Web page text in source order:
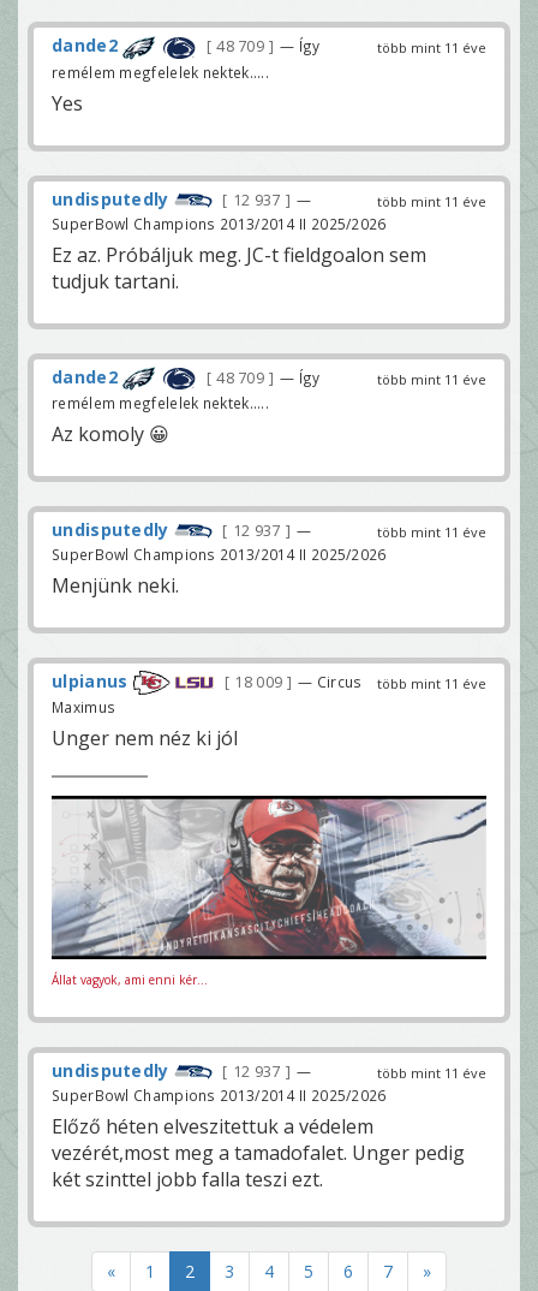
több mint 11 éve
dande2 48 709
— Így
remélem megfelelek nektek.....
Yes
több mint 11 éve
undisputedly 12 937
—
SuperBowl Champions 2013/2014 II 2025/2026
Ez az. Próbáljuk meg. JC-t fieldgoalon sem
tudjuk tartani.
több mint 11 éve
dande2 48 709
— Így
remélem megfelelek nektek.....
Az komoly 😀
több mint 11 éve
undisputedly 12 937
—
SuperBowl Champions 2013/2014 II 2025/2026
Menjünk neki.
több mint 11 éve
ulpianus 18 009
— Circus
Maximus
Unger nem néz ki jól
Állat vagyok, ami enni kér...
több mint 11 éve
undisputedly 12 937
—
SuperBowl Champions 2013/2014 II 2025/2026
Előző héten elveszitettuk a védelem
vezérét,most meg a tamadofalet. Unger pedig
két szinttel jobb falla teszi ezt.
« 1 2 3 4 5 6 7 »